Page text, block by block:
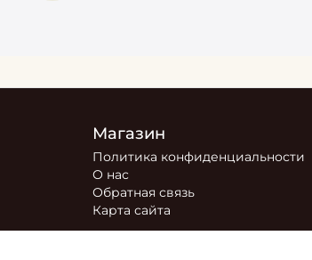
Магазин
Политика конфиденциальности
О нас
Обратная связь
Карта сайта